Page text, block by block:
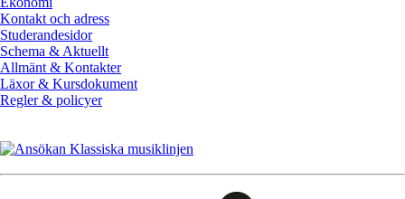
Kontakt och adress
Studerandesidor
Schema & Aktuellt
Allmänt & Kontakter
Läxor & Kursdokument
Regler & policyer